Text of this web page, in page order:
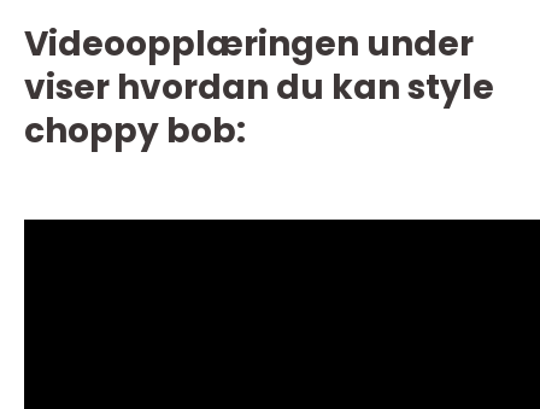
Videoopplæringen under
viser hvordan du kan style
choppy bob: